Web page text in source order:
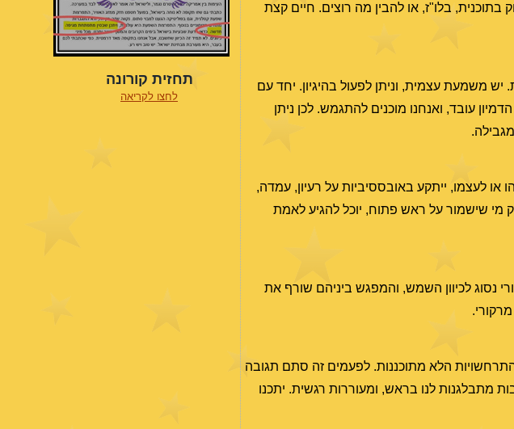
בלו"ז, או להבין מה רוצים. חיים קצת
משמעת עצמית, וניתן לפעול בהיגיון. יחד עם
עובד, ואנחנו מוכנים להתגמש. לכן ניתן
לעצמו, ייתקע באובססיביות על רעיון, עמדה,
מי שישמור על ראש פתוח, יוכל להגיע לאמת
נסוג לכיוון השמש, והמפגש ביניהם שורף את
את ההיבט של ה-11.11. תגובות רגשיות עזות להתרחשויות הלא מתוכננות. לפעמים זה סתם תגובה
לנו בראש, ומעוררות רגשית. יתכנו
תחזית קורונה
לחצו לקריאה